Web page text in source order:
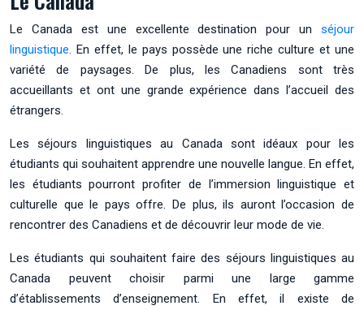
Le Canada est une excellente destination pour un séjour
linguistique. En effet, le pays possède une riche culture et une
variété de paysages. De plus, les Canadiens sont très
accueillants et ont une grande expérience dans l’accueil des
étrangers.
Les séjours linguistiques au Canada sont idéaux pour les
étudiants qui souhaitent apprendre une nouvelle langue. En effet,
les étudiants pourront profiter de l’immersion linguistique et
culturelle que le pays offre. De plus, ils auront l’occasion de
rencontrer des Canadiens et de découvrir leur mode de vie.
Les étudiants qui souhaitent faire des séjours linguistiques au
Canada peuvent choisir parmi une large gamme
d’établissements d’enseignement. En effet, il existe de